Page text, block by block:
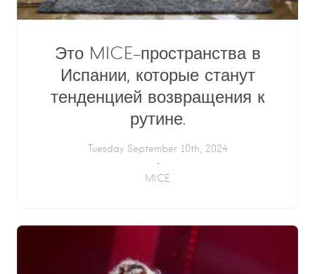
Это MICE-пространства в
Испании, которые станут
тенденцией возвращения к
рутине.
Tuesday September 10th, 2024
MICE